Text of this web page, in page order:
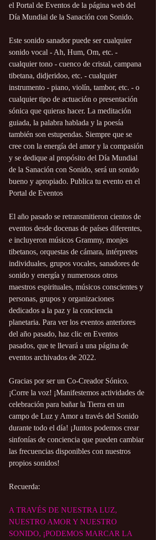
el Portal de Eventos de la página web del
Día Mundial de la Sanación con Sonido.
Este sonido sanador puede ser cualquier
sonido vocal - Ah, Hum, Om, etc. -
cualquier tono - cuenco de cristal, campana
tibetana, didjeridoo, etc. - cualquier
instrumento - piano, violín, tambor, etc. - o
cualquier tipo de actuación o presentación
sónica que quieras hacer. La meditación
guiada, la palabra hablada y la poesía
también son estupendas. Siempre que se
cree con la energía del amor y la compasión
y se dedique al propósito del Día Mundial
de la Sanación con Sonido, será un sonido
bueno y apropiado. Publica tu evento en el
Portal de Eventos
El año pasado se retransmitieron cientos de
eventos desde docenas de países diferentes,
e incluyeron músicos Grammy, monjes
tibetanos, orquestas de cámara, intérpretes
individuales, grupos vocales, sanadores de
sonido y energía y numerosos otros
maestros espirituales, músicos conscientes y
personas, grupos y organizaciones
dedicados a la paz y la conciencia
planetaria. Para ver los eventos anteriores
del año pasado, haz clic en Eventos
pasados, que te llevará a una página de
eventos archivados de 2022.
Gracias por ser un Co-Creador Sónico.
¡Corre la voz! ¡Manifestemos actividades de
celebración para bañar la Tierra en un
campo de Luz y Amor a través del Sonido
durante todo el día! ¡Juntos podemos crear
sinfonías de conciencia que pueden cambiar
las frecuencias disponibles con nuestros
propios sonidos!
Recuerda:
A TRAVÉS DE NUESTRA LUZ,
NUESTRO AMOR Y NUESTRO
SONIDO, ¡PODEMOS MARCAR LA